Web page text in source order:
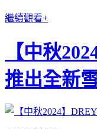
繼續觀看+
【中秋
推出全新